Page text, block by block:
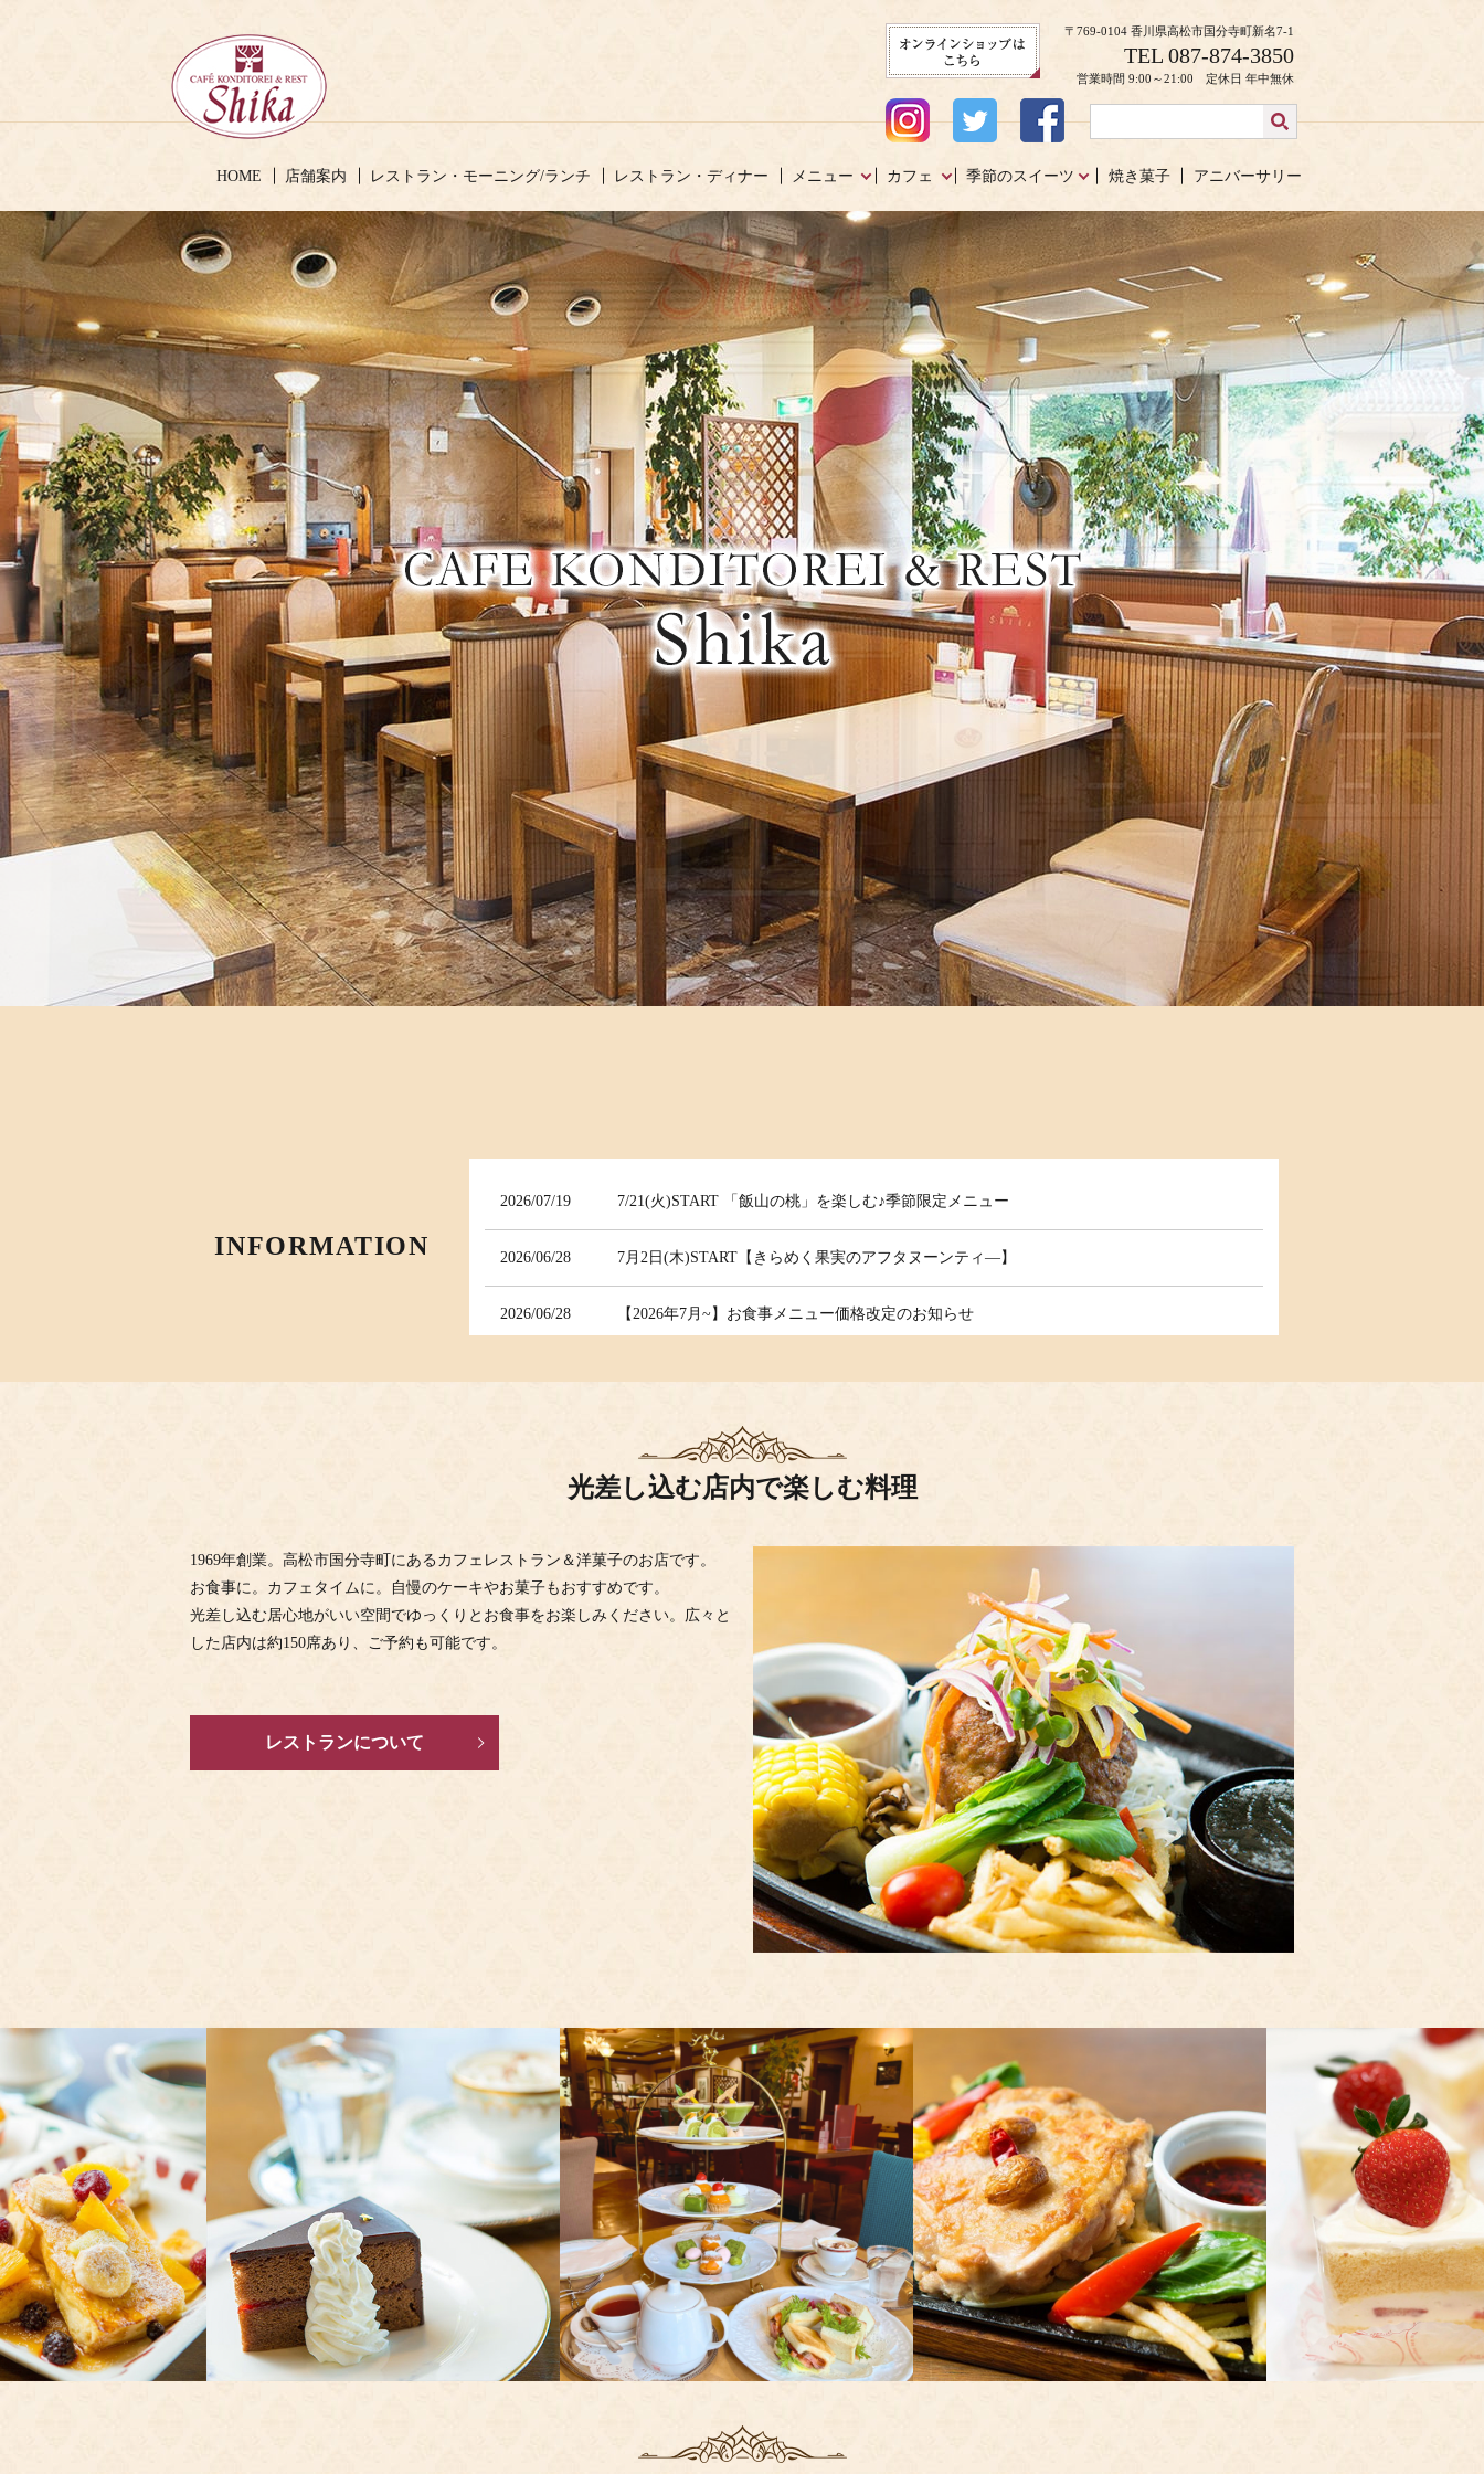
HOME 店舗案内 レストラン・モーニング/ランチ レストラン・ディナー メニュー カフェ 季節のスイーツ 焼き菓子 アニバーサリー
〒769-0104 香川県高松市国分寺町新名7-1
TEL 087-874-3850
営業時間 9:00～21:00 定休日 年中無休
INFORMATION
2026/07/19 7/21(火)START 「飯山の桃」を楽しむ♪季節限定メニュー
2026/06/28 7月2日(木)START【きらめく果実のアフタヌーンティ―】
2026/06/28 【2026年7月~】お食事メニュー価格改定のお知らせ
【2026.6.月】国分寺町産「あんず」のカフェメニューSTART！
2026/06/25 【アフタヌーンティー】「抹茶＆あんずメニュー」2026.6月末まで
2026/06/18 【2026.6.22開催 】毎月22日はショートケーキの日！
【2026夏ギフトにおすすめ】コーヒーゼリー『珈琲物語』販売スタート
【2026.5.22開催 】毎月22日はショートケーキの日！
光差し込む店内で楽しむ料理
1969年創業。高松市国分寺町にあるカフェレストラン＆洋菓子のお店です。
お食事に。カフェタイムに。自慢のケーキやお菓子もおすすめです。
光差し込む居心地がいい空間でゆっくりとお食事をお楽しみください。広々と
した店内は約150席あり、ご予約も可能です。
レストランについて